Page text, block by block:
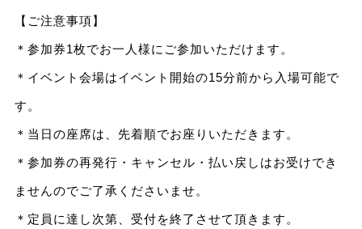
【ご注意事項】
＊参加券1枚でお一人様にご参加いただけます。
＊イベント会場はイベント開始の15分前から入場可能で
す。
＊当日の座席は、先着順でお座りいただきます。
＊参加券の再発行・キャンセル・払い戻しはお受けでき
ませんのでご了承くださいませ。
＊定員に達し次第、受付を終了させて頂きます。